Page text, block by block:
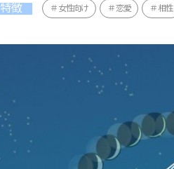
特徴 女性向け 恋愛 相性